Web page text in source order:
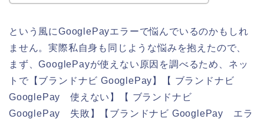
という風にGooglePayエラーで悩んでいるのかもしれ
ません。実際私自身も同じような悩みを抱えたので、
まず、GooglePayが使えない原因を調べるため、ネッ
トで【ブランドナビ GooglePay】【 ブランドナビ
GooglePay 使えない】【 ブランドナビ
GooglePay 失敗】【ブランドナビ GooglePay エラ